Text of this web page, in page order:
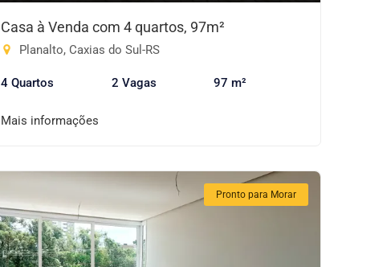
Casa à Venda com 4 quartos, 97m²
Planalto, Caxias do Sul-RS
4 Quartos 2 Vagas 97 m²
Mais informações
Pronto para Morar